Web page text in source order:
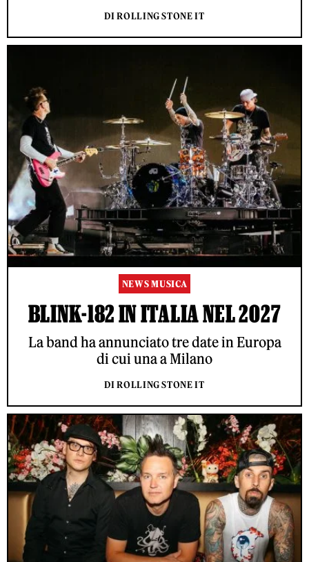
DI ROLLING STONE IT
NEWS MUSICA
BLINK-182 IN ITALIA NEL 2027
La band ha annunciato tre date in Europa
di cui una a Milano
DI ROLLING STONE IT